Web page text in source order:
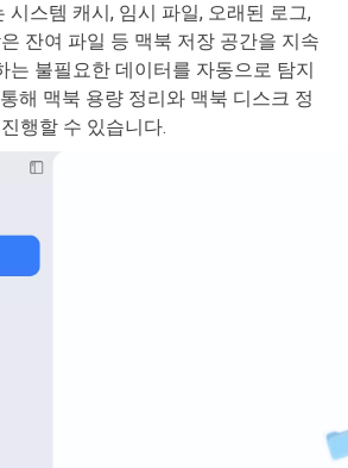
시스템 캐시, 임시 파일, 오래된 로그,
잔여 파일 등 맥북 저장 공간을 지속
는 불필요한 데이터를 자동으로 탐지
해 맥북 용량 정리와 맥북 디스크 정
행할 수 있습니다.